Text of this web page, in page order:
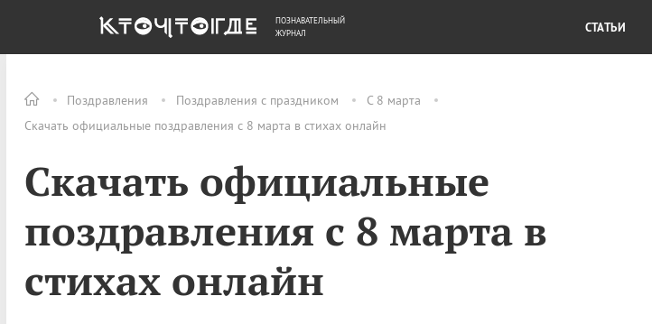
Поздравления Поздравления с праздником
С 8 марта
Скачать официальные поздравления с 8 марта в стихах онлайн
Скачать официальные
поздравления с 8 марта в
стихах онлайн
ОБЩЕСТВО ДЕНЬГИ
ПОЗНАВАТЕЛЬНЫЙ
ЖУРНАЛ
СТАТЬИ